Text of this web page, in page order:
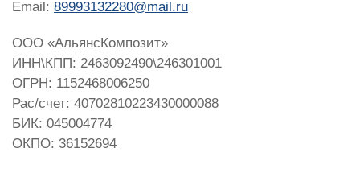
Email: 89993132280@mail.ru
ООО «АльянсКомпозит»
ИНН\КПП: 2463092490\246301001
ОГРН: 1152468006250
Рас/счет: 40702810223430000088
БИК: 045004774
ОКПО: 36152694